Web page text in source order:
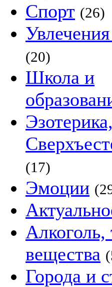
Спорт (26)
(20)
Школа и
Эзотерика,
(17)
Эмоции
Алкоголь,
вещества
Города и